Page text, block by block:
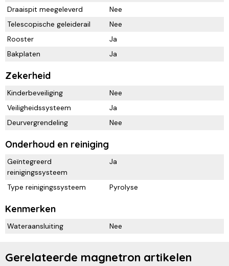
Draaispit meegeleverd
Nee
Telescopische geleiderail
Nee
Rooster
Ja
Bakplaten
Ja
Zekerheid
Kinderbeveiliging
Nee
Veiligheidssysteem
Ja
Deurvergrendeling
Nee
Onderhoud en reiniging
Geïntegreerd
reinigingssysteem
Ja
Type reinigingssysteem Pyrolyse
Kenmerken
Wateraansluiting Nee
Gerelateerde magnetron artikelen